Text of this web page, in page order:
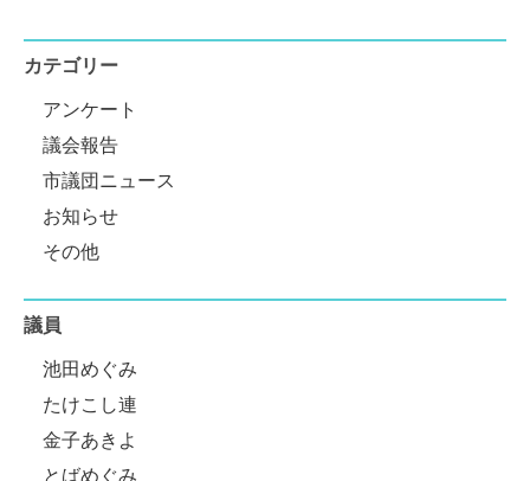
カテゴリー
アンケート
議会報告
市議団ニュース
お知らせ
その他
議員
池田めぐみ
たけこし連
金子あきよ
とばめぐみ